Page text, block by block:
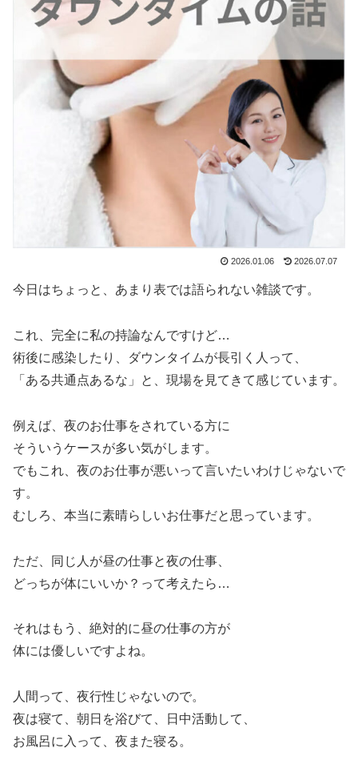
2026.01.06 2026.07.07
今日はちょっと、あまり表では語られない雑談です。
これ、完全に私の持論なんですけど…
術後に感染したり、ダウンタイムが長引く人って、
「ある共通点あるな」と、現場を見てきて感じています。
例えば、夜のお仕事をされている方に
そういうケースが多い気がします。
でもこれ、夜のお仕事が悪いって言いたいわけじゃないで
す。
むしろ、本当に素晴らしいお仕事だと思っています。
ただ、同じ人が昼の仕事と夜の仕事、
どっちが体にいいか？って考えたら…
それはもう、絶対的に昼の仕事の方が
体には優しいですよね。
人間って、夜行性じゃないので。
夜は寝て、朝日を浴びて、日中活動して、
お風呂に入って、夜また寝る。